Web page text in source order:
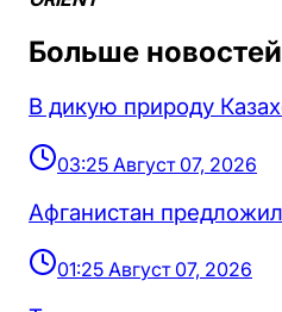
Больше новостей
В дикую природу
03:25 Август 07, 2026
Афганистан
01:25 Август 07, 2026